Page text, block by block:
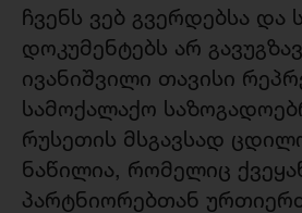
ჩვენს ვებ გვერდებსა
დოკუმენტებს არ
ივანიშვილი თავისი
სამოქალაქო
რუსეთის მსგავსად
ნაწილია, რომელიც
პარტნიორებთან